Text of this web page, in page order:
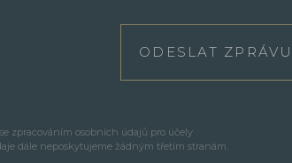
ODESLAT ZPRÁVU
zpracováním osobních údajů pro účely
dále neposkytujeme žádným třetím stranám.